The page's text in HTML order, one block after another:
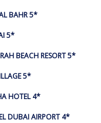
BAHR 5*
5*
BEACH RESORT 5*
5*
HOTEL 4*
DUBAI AIRPORT 4*